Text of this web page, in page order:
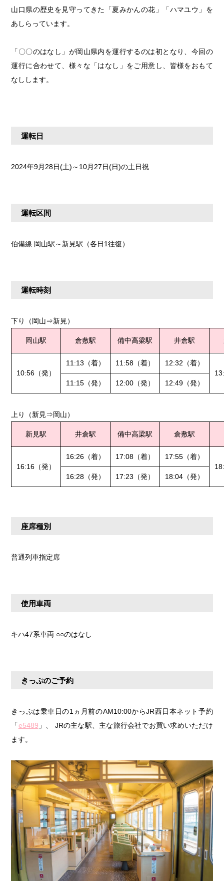
倉敷市/玉野市/浅口市/里庄町 第3回 尾道市/福山市/笠岡市/府中市
第2回 真庭市/新庄村
ふるさとあっ晴れ認定とは デジタルカタログ
山口県の歴史を見守ってきた「夏みかんの花」「ハマユウ」を
あしらっています。
「〇〇のはなし」が岡山県内を運行するのは初となり、今回の
運行に合わせて、様々な「はなし」をご用意し、皆様をおもて
なしします。
運転日
2024年9月28日(土)～10月27日(日)の土日祝
運転区間
伯備線 岡山駅～新見駅（各日1往復）
運転時刻
下り（岡山⇒新見）
岡山駅 倉敷駅 備中高梁駅 井倉駅
10:56（発）
11:13（着） 11:58（着）
12:32（着）
11:15（発）
12:00（発） 12:49（発）
上り（新見⇒岡山）
新見駅 井倉駅 備中高梁駅 倉敷駅
16:16（発）
16:26（着） 17:08（着）
17:55（着）
16:28（発）
17:23（発） 18:04（発）
座席種別
普通列車指定席
使用車両
キハ47系車両 ○○のはなし
きっぷのご予約
きっぷは乗車日の1ヵ月前のAM10:00からJR西日本ネット予約
「e5489 」、 JRの主な駅、主な旅行会社でお買い求めいただけ
ます。